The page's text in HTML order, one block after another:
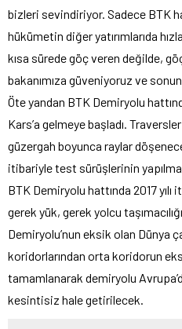
bizleri sevindiriyor. Sadece BTK
hükümetin diğer yatırımlarıda
kısa sürede göç veren değilde,
bakanımıza güveniyoruz ve
Öte yandan BTK Demiryolu
Kars’a gelmeye başladı.
güzergah boyunca raylar
itibariyle test sürüşlerinin
BTK Demiryolu hattında 2017
gerek yük, gerek yolcu
Demiryolu’nun eksik olan Dünya
koridorlarından orta koridorun
tamamlanarak demiryolu
kesintisiz hale getirilecek.